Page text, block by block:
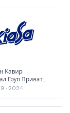
Кавир
Груп Приват
Компани
· 2024